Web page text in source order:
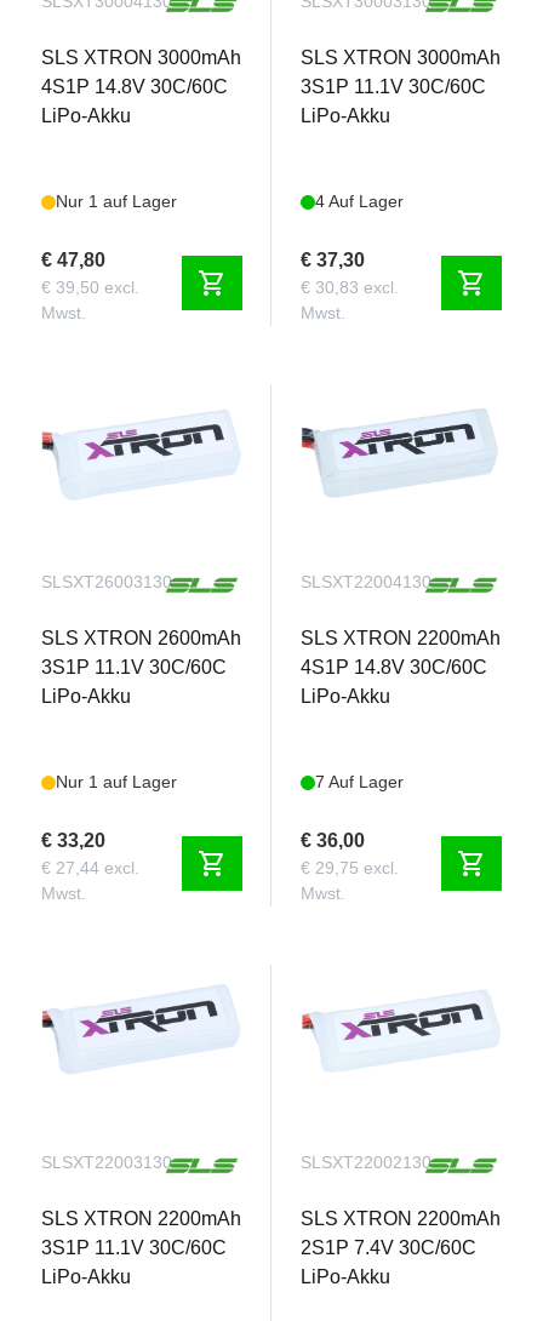
SLS XTRON 3000mAh
4S1P 14.8V 30C/60C
LiPo-Akku
Nur 1 auf Lager
€ 47,80
€ 39,50 excl.
Mwst.
shopping_cart
SLS XTRON 3000mAh
3S1P 11.1V 30C/60C
LiPo-Akku
4 Auf Lager
€ 37,30
€ 30,83 excl.
Mwst.
shopping_cart
SLSXT26003130
SLS XTRON 2600mAh
3S1P 11.1V 30C/60C
LiPo-Akku
Nur 1 auf Lager
€ 33,20
€ 27,44 excl.
Mwst.
shopping_cart
SLSXT22004130
SLS XTRON 2200mAh
4S1P 14.8V 30C/60C
LiPo-Akku
7 Auf Lager
€ 36,00
€ 29,75 excl.
Mwst.
shopping_cart
SLSXT22003130
SLS XTRON 2200mAh
3S1P 11.1V 30C/60C
LiPo-Akku
SLSXT22002130
SLS XTRON 2200mAh
2S1P 7.4V 30C/60C
LiPo-Akku